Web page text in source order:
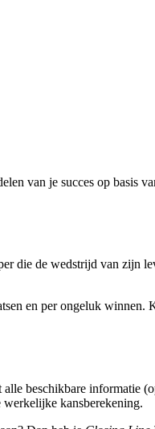
van je succes op basis
die de wedstrijd van zijn
en per ongeluk winnen.
beschikbare informatie
kansberekening.